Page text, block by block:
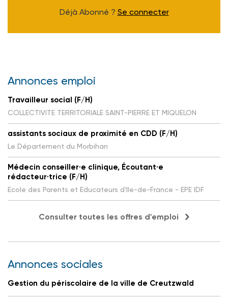
Déjà Abonné ? Se connecter
Annonces emploi
Travailleur social (F/H)
COLLECTIVITE TERRITORIALE SAINT-PIERRE ET MIQUELON
assistants sociaux de proximité en CDD (F/H)
Le Département du Morbihan
Médecin conseiller·e clinique, Écoutant·e
rédacteur·trice (F/H)
Ecole des Parents et Educateurs d'Ile-de-France - EPE IDF
Consulter toutes les offres d'emploi
Annonces sociales
Gestion du périscolaire de la ville de Creutzwald